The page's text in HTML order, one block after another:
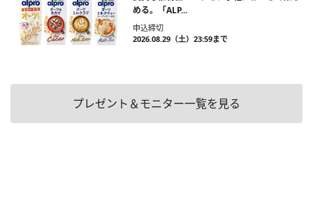
める。「ALP...
申込締切
2026.08.29（土）23:59まで
プレゼント＆モニター一覧を見る